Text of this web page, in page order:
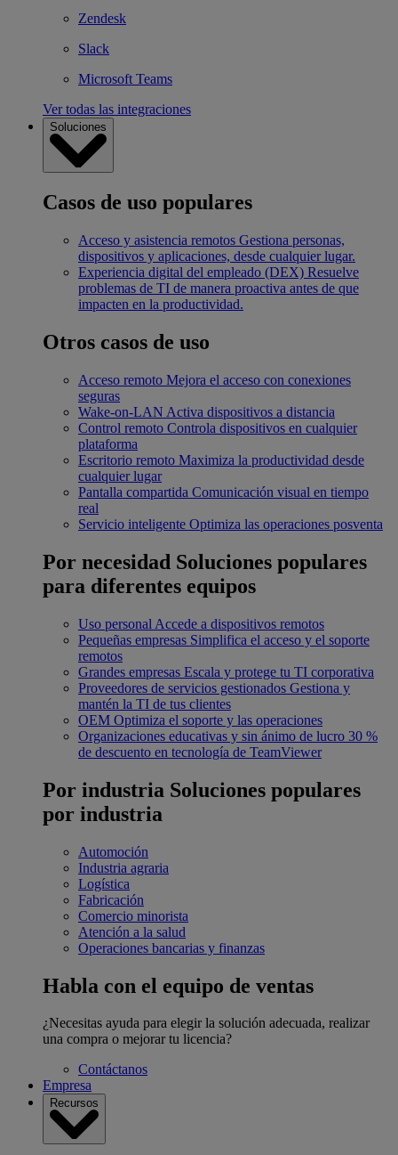
Zendesk
Slack
Microsoft Teams
Ver todas las integraciones
Soluciones
Casos de uso populares
Acceso y asistencia remotos Gestiona personas,
dispositivos y aplicaciones, desde cualquier lugar.
Experiencia digital del empleado (DEX) Resuelve
problemas de TI de manera proactiva antes de que
impacten en la productividad.
Otros casos de uso
Acceso remoto Mejora el acceso con conexiones
seguras
Wake-on-LAN Activa dispositivos a distancia
Control remoto Controla dispositivos en cualquier
plataforma
Escritorio remoto Maximiza la productividad desde
cualquier lugar
Pantalla compartida Comunicación visual en tiempo
real
Servicio inteligente Optimiza las operaciones posventa
Por necesidad Soluciones populares
para diferentes equipos
Uso personal Accede a dispositivos remotos
Pequeñas empresas Simplifica el acceso y el soporte
remotos
Grandes empresas Escala y protege tu TI corporativa
Proveedores de servicios gestionados Gestiona y
mantén la TI de tus clientes
OEM Optimiza el soporte y las operaciones
Organizaciones educativas y sin ánimo de lucro 30 %
de descuento en tecnología de TeamViewer
Por industria Soluciones populares
por industria
Automoción
Industria agraria
Logística
Fabricación
Comercio minorista
Atención a la salud
Operaciones bancarias y finanzas
Habla con el equipo de ventas
¿Necesitas ayuda para elegir la solución adecuada, realizar
una compra o mejorar tu licencia?
Contáctanos
Empresa
Recursos